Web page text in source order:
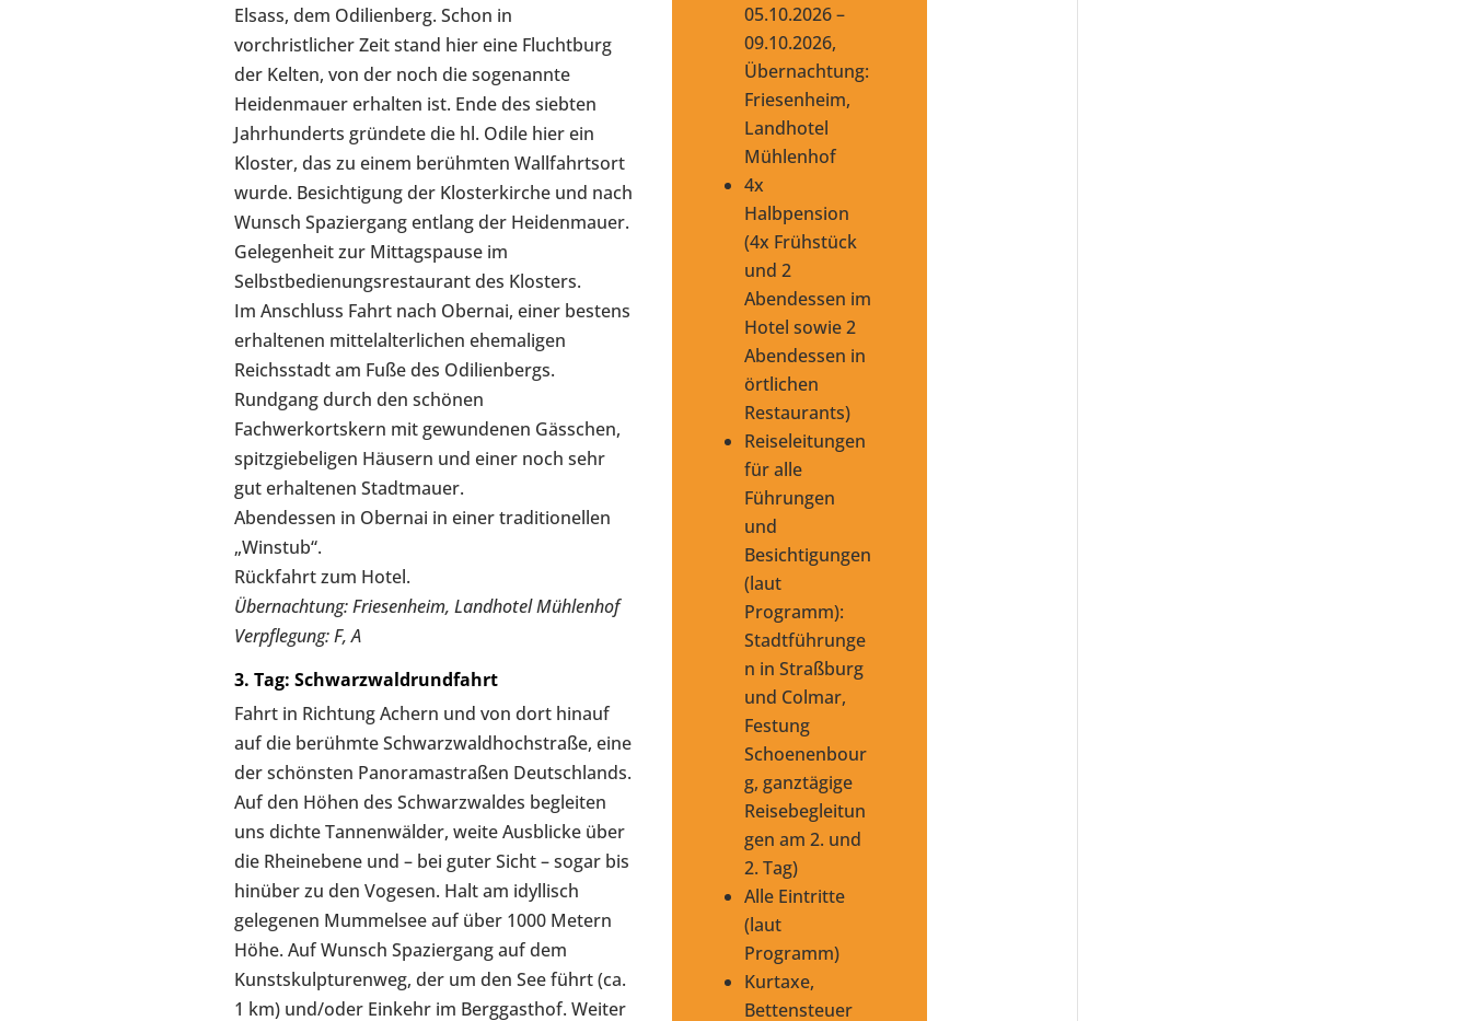
Elsass, dem Odilienberg. Schon in
vorchristlicher Zeit stand hier eine Fluchtburg
der Kelten, von der noch die sogenannte
Heidenmauer erhalten ist. Ende des siebten
Jahrhunderts gründete die hl. Odile hier ein
Kloster, das zu einem berühmten Wallfahrtsort
wurde. Besichtigung der Klosterkirche und nach
Wunsch Spaziergang entlang der Heidenmauer.
Gelegenheit zur Mittagspause im
Selbstbedienungsrestaurant des Klosters.
Im Anschluss Fahrt nach Obernai, einer bestens
erhaltenen mittelalterlichen ehemaligen
Reichsstadt am Fuße des Odilienbergs.
Rundgang durch den schönen
Fachwerkortskern mit gewundenen Gässchen,
spitzgiebeligen Häusern und einer noch sehr
gut erhaltenen Stadtmauer.
Abendessen in Obernai in einer traditionellen
„Winstub“.
Rückfahrt zum Hotel.
Übernachtung: Friesenheim, Landhotel Mühlenhof
Verpflegung: F, A
3. Tag: Schwarzwaldrundfahrt
Fahrt in Richtung Achern und von dort hinauf
auf die berühmte Schwarzwaldhochstraße, eine
der schönsten Panoramastraßen Deutschlands.
Auf den Höhen des Schwarzwaldes begleiten
uns dichte Tannenwälder, weite Ausblicke über
die Rheinebene und – bei guter Sicht – sogar bis
hinüber zu den Vogesen. Halt am idyllisch
gelegenen Mummelsee auf über 1000 Metern
Höhe. Auf Wunsch Spaziergang auf dem
Kunstskulpturenweg, der um den See führt (ca.
1 km) und/oder Einkehr im Berggasthof. Weiter
05.10.2026 –
09.10.2026,
Übernachtung:
Friesenheim,
Landhotel
Mühlenhof
4x
Halbpension
(4x Frühstück
und 2
Abendessen im
Hotel sowie 2
Abendessen in
örtlichen
Restaurants)
Reiseleitungen
für alle
Führungen
und
Besichtigungen
(laut
Programm):
Stadtführunge
n in Straßburg
und Colmar,
Festung
Schoenenbour
g, ganztägige
Reisebegleitun
gen am 2. und
2. Tag)
Alle Eintritte
(laut
Programm)
Kurtaxe,
Bettensteuer